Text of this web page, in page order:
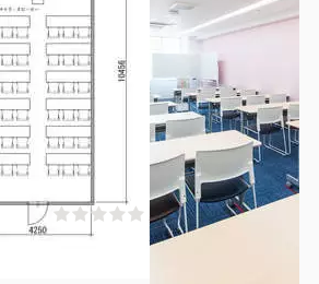
/時間
(0件)
県名古屋市中区栄2-2-1